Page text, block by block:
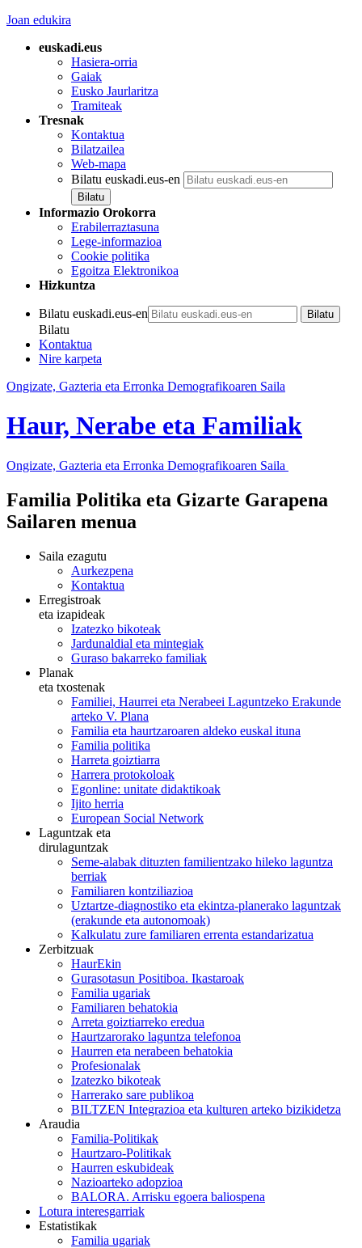
Joan edukira
euskadi.eus
Hasiera-orria
Gaiak
Eusko Jaurlaritza
Tramiteak
Tresnak
Kontaktua
Bilatzailea
Web-mapa
Bilatu euskadi.eus-en
Informazio Orokorra
Erabilerraztasuna
Lege-informazioa
Cookie politika
Egoitza Elektronikoa
Hizkuntza
Bilatu euskadi.eus-en
Bilatu
Kontaktua
Nire karpeta
Ongizate, Gazteria eta Erronka Demografikoaren Saila
Haur, Nerabe eta Familiak
Ongizate, Gazteria eta Erronka Demografikoaren Saila
Familia Politika eta Gizarte Garapena
Sailaren menua
Saila ezagutu
Aurkezpena
Kontaktua
Erregistroak
eta izapideak
Izatezko bikoteak
Jardunaldial eta mintegiak
Guraso bakarreko familiak
Planak
eta txostenak
Familiei, Haurrei eta Nerabeei Laguntzeko Erakunde
arteko V. Plana
Familia eta haurtzaroaren aldeko euskal ituna
Familia politika
Harreta goiztiarra
Harrera protokoloak
Egonline: unitate didaktikoak
Ijito herria
European Social Network
Laguntzak eta
dirulaguntzak
Seme-alabak dituzten familientzako hileko laguntza
berriak
Familiaren kontziliazioa
Uztartze-diagnostiko eta ekintza-planerako laguntzak
(erakunde eta autonomoak)
Kalkulatu zure familiaren errenta estandarizatua
Zerbitzuak
HaurEkin
Gurasotasun Positiboa. Ikastaroak
Familia ugariak
Familiaren behatokia
Arreta goiztiarreko eredua
Haurtzarorako laguntza telefonoa
Haurren eta nerabeen behatokia
Profesionalak
Izatezko bikoteak
Harrerako sare publikoa
BILTZEN Integrazioa eta kulturen arteko bizikidetza
Araudia
Familia-Politikak
Haurtzaro-Politikak
Haurren eskubideak
Nazioarteko adopzioa
BALORA. Arrisku egoera baliospena
Lotura interesgarriak
Estatistikak
Familia ugariak